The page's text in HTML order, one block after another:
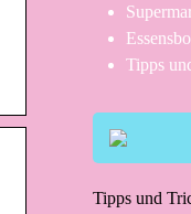
Tipps
Tipps und